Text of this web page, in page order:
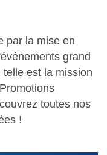
par la mise en
grand
est la mission
toutes nos
!